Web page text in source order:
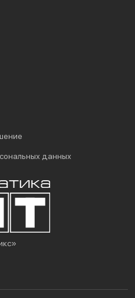
данных